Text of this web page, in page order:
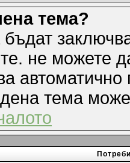
тема?
не можете
тема